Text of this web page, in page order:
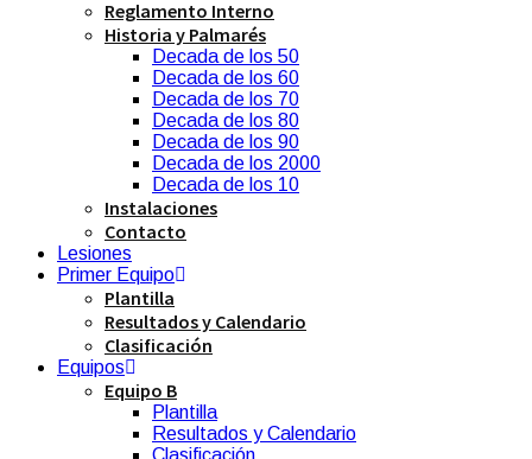
Reglamento Interno
Historia y Palmarés
Decada de los 50
Decada de los 60
Decada de los 70
Decada de los 80
Decada de los 90
Decada de los 2000
Decada de los 10
Instalaciones
Contacto
Lesiones
Primer Equipo
Plantilla
Resultados y Calendario
Clasificación
Equipos
Equipo B
Plantilla
Resultados y Calendario